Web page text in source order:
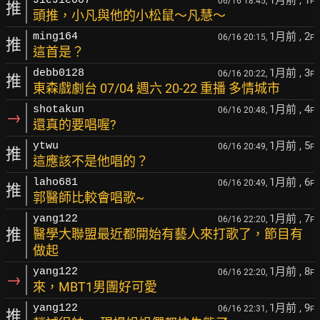
推 頭推，小凡與他的小松鼠～凡慧～
推 ming164 06/16 20:15, 1月前 , 2F
這首是？
推 debb0128 06/16 20:22, 1月前 , 3F
東森戲劇台 07/04 週六 20-22 重播 多情城市
→ shotakun 06/16 20:48, 1月前 , 4F
還真的要唱喔?
推 ytwu 06/16 20:49, 1月前 , 5F
這應該不是他唱的？
推 laho681 06/16 20:49, 1月前 , 6F
郭醫師比較會唱歌~
推
yang122 06/16 22:20, 1月前 , 7F
醫學大聯盟最近都開始有藝人來打歌了，節目有
做起
→ yang122 06/16 22:20, 1月前 , 8F
來，MBT1男團好可愛
推 yang122 06/16 22:31, 1月前 , 9F